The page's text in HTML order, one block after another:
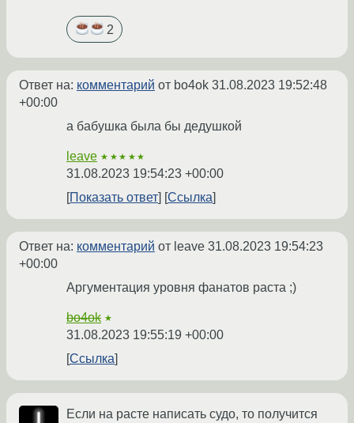
2
Ответ на: комментарий от bo4ok 31.08.2023 19:52:48
+00:00
а бабушка была бы дедушкой
leave ★★★★★
31.08.2023 19:54:23 +00:00
Показать ответ
Ссылка
Ответ на: комментарий от leave 31.08.2023 19:54:23
+00:00
Аргументация уровня фанатов раста ;)
bo4ok ★
31.08.2023 19:55:19 +00:00
Ссылка
Если на расте написать судо, то получится